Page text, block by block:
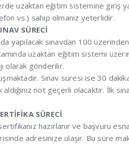
uzaktan eğitim sistemine giriş
vs.) sahip olmanız yeterlidir.
SÜRECİ
yapılacak sınavdan 100
uzaktan eğitim sistemi
olarak gönderilir.
Sınav süresi ise 30
not geçerli olacaktır. İlk
SÜRECİ
hazırlanır ve başvuru
adresinize ulaşır. Bu süre